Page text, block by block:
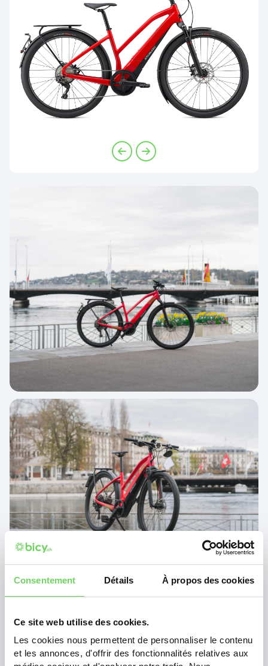
Consentement Détails À propos des cookies
Ce site web utilise des cookies.
Les cookies nous permettent de personnaliser le contenu
et les annonces, d'offrir des fonctionnalités relatives aux